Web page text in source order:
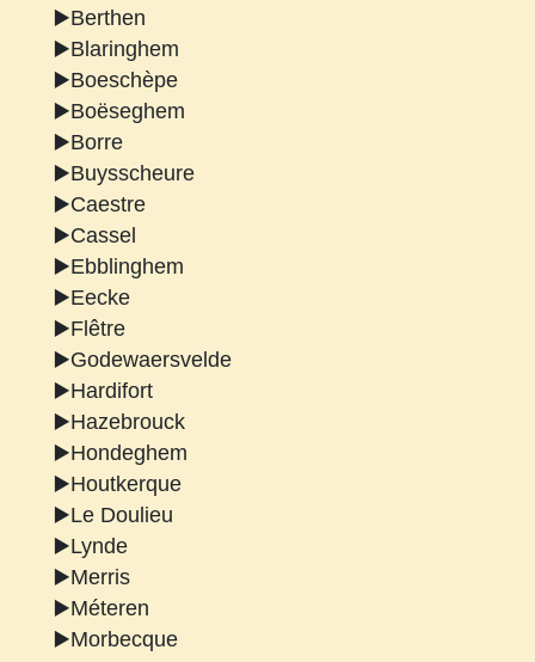
▶️Berthen
▶️Blaringhem
▶️Boeschèpe
▶️Boëseghem
▶️Borre
▶️Buysscheure
▶️Caestre
▶️Cassel
▶️Ebblinghem
▶️Eecke
▶️Flêtre
▶️Godewaersvelde
▶️Hardifort
▶️Hazebrouck
▶️Hondeghem
▶️Houtkerque
▶️Le Doulieu
▶️Lynde
▶️Merris
▶️Méteren
▶️Morbecque